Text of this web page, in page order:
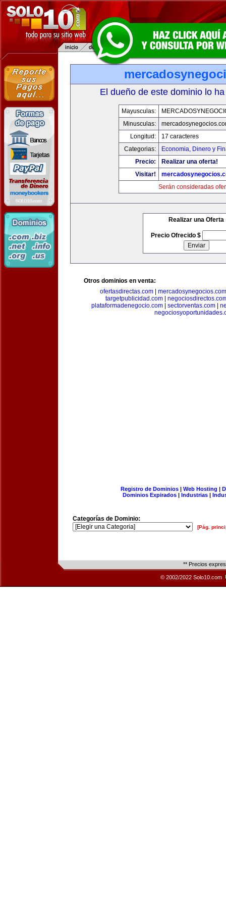
El dueño de este dominio lo
Mayusculas:
Minusculas:
Longitud:
17 caracteres
Categorias:
Economia, Dinero y
Precio:
Realizar una oferta!
Visitar!
Serán consideradas
Realizar una Oferta
Precio Ofrecido $
Otros dominios en venta:
ofertasdirectas.com
mercadosynegocios.com
targetpublicidad.com
plataformadenegocio.com| sectorventas.com|
Registro de Dominios| Web Hosting |
Dominios Expirados | Industrias |
Categorías de Dominio:
[Pág.
** Precios
© 2002/2022 Solo10.com